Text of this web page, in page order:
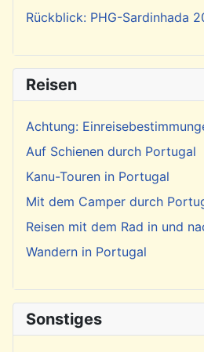
Rückblick: PHG-Sardinhada
Reisen
Achtung:
Auf Schienen durch Portugal
Kanu-Touren in Portugal
Mit dem Camper durch
Reisen mit dem Rad in und
Wandern in Portugal
Sonstiges